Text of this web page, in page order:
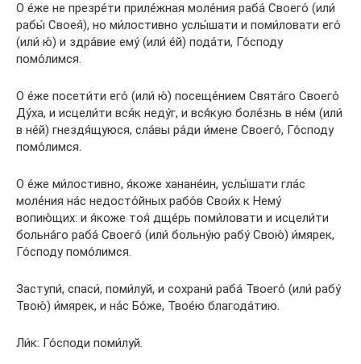
О е́же не презре́ти приле́жная моле́ния раба́ Своего́ (или́
рабы́ Своея́), но ми́лостивно услы́шати и поми́ловати его́
(или́ ю́) и здра́вие ему́ (или́ е́й) пода́ти, Го́споду
помо́лимся.
О е́же посети́ти его́ (или́ ю́) посеще́нием Свята́го Своего́
Ду́ха, и исцели́ти вся́к неду́г, и вся́кую боле́знь в не́м (или́
в не́й) гнездя́щуюся, сла́вы ра́ди и́мене Своего́, Го́споду
помо́лимся.
О е́же ми́лостивно, я́коже ханане́ин, услы́шати гла́с
моле́ния на́с недосто́йных рабо́в Свои́х к Нему́
вопию́щих: и я́коже тоя́ дще́рь поми́ловати и исцели́ти
больна́го раба́ Своего́ (или́ больну́ю рабу́ Свою́) и́мярек,
Го́споду помо́лимся.
Заступи́, спаси́, поми́луй, и сохрани́ раба́ Твоего́ (или́ рабу́
Твою́) и́мярек, и на́с Бо́же, Твое́ю благода́тию.
Ли́к: Го́споди поми́луй.